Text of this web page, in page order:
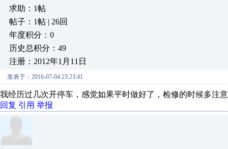
求助：1帖
帖子：1帖 | 26回
年度积分：0
历史总积分：49
注册：2012年1月11日
发表于：2016-07-04 23:23:41
我经历过几次开停车，感觉如果平时做好了，检修的时候多注
回复 引用 举报